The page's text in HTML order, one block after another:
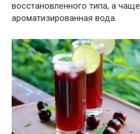
восстановленного типа, а чаще
ароматизированная вода.